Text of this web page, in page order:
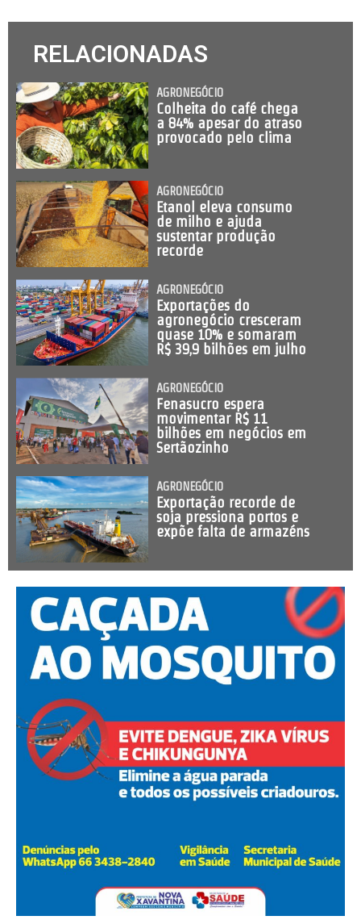
RELACIONADAS
AGRONEGÓCIO
Colheita do café chega
a 84% apesar do atraso
provocado pelo clima
AGRONEGÓCIO
Etanol eleva consumo
de milho e ajuda
sustentar produção
recorde
AGRONEGÓCIO
Exportações do
agronegócio cresceram
quase 10% e somaram
R$ 39,9 bilhões em julho
AGRONEGÓCIO
Fenasucro espera
movimentar R$ 11
bilhões em negócios em
Sertãozinho
AGRONEGÓCIO
Exportação recorde de
soja pressiona portos e
expõe falta de armazéns